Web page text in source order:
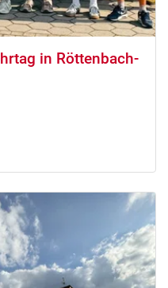
in Röttenbach-